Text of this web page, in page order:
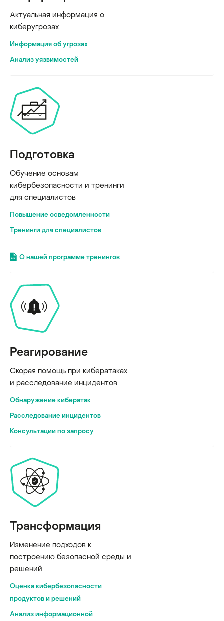
Актуальная информация о
киберугрозах
Информация об угрозах
Анализ уязвимостей
Подготовка
Обучение основам
кибербезопасности и тренинги
для специалистов
Повышение осведомленности
Тренинги для специалистов
О нашей программе тренингов
Реагирование
Скорая помощь при кибератаках
и расследование инцидентов
Обнаружение кибератак
Расследование инцидентов
Консультации по запросу
Трансформация
Изменение подходов к
построению безопасной среды и
решений
Оценка кибербезопасности
продуктов и решений
Анализ информационной